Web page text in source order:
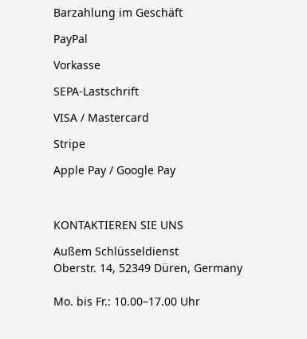
Barzahlung im Geschäft
PayPal
Vorkasse
SEPA-Lastschrift
VISA / Mastercard
Stripe
Apple Pay / Google Pay
KONTAKTIEREN SIE UNS
Außem Schlüsseldienst
Oberstr. 14, 52349 Düren, Germany
Mo. bis Fr.: 10.00–17.00 Uhr